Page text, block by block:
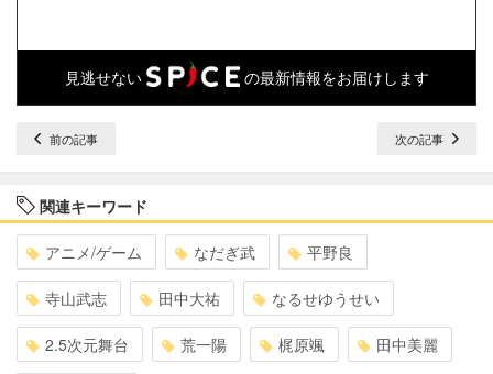
見逃せない の最新情報をお届けします
前の記事 次の記事
関連キーワード
アニメ/ゲーム なだぎ武 平野良
寺山武志 田中大祐 なるせゆうせい
2.5次元舞台 荒一陽 梶原颯 田中美麗